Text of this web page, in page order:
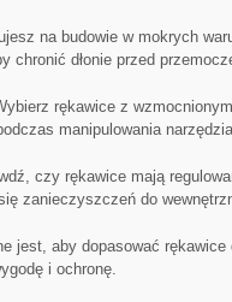
na budowie w mokrych
chronić dłonie ​przed
rękawice z
manipulowania
​czy rękawice‍ mają
zanieczyszczeń ‍do
jest, aby dopasować ​rękawice
⁢i‌ ochronę.